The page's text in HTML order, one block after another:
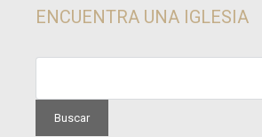
ENCUENTRA UNA IGLESIA